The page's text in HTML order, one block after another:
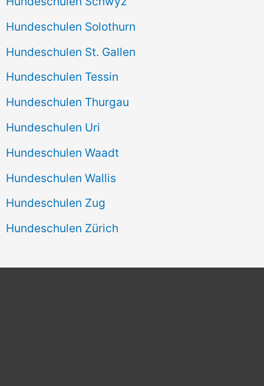
Hundeschulen Solothurn
Hundeschulen St. Gallen
Hundeschulen Tessin
Hundeschulen Thurgau
Hundeschulen Uri
Hundeschulen Waadt
Hundeschulen Wallis
Hundeschulen Zug
Hundeschulen Zürich